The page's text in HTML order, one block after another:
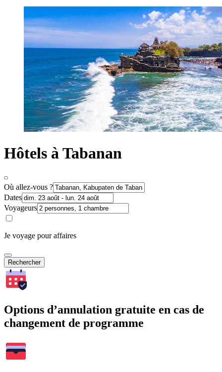
Hôtels à Tabanan
Où allez-vous ?
Dates
Voyageurs
Je voyage pour affaires
Rechercher
Options d’annulation gratuite en cas de
changement de programme